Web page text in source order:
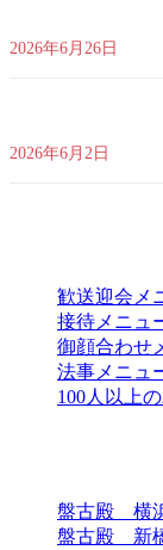
2026年6月26日
2026年6月2日
歓送迎会メ
接待メニュ
御顔合わせ
法事メニュ
100人以上
盤古殿 横
盤古殿 新